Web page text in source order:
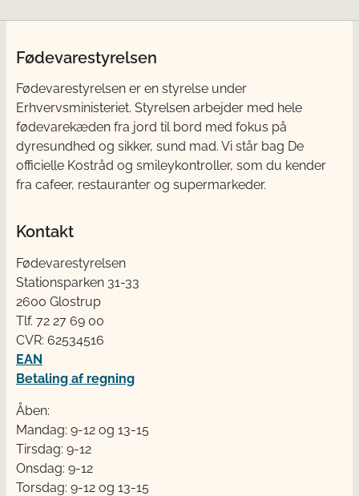
Fødevarestyrelsen
Fødevarestyrelsen er en styrelse under
Erhvervsministeriet. Styrelsen arbejder med hele
fødevarekæden fra jord til bord med fokus på
dyresundhed og sikker, sund mad. Vi står bag De
officielle Kostråd og smileykontroller, som du kender
fra cafeer, restauranter og supermarkeder.
Kontakt
Fødevarestyrelsen
Stationsparken 31-33
2600 Glostrup
Tlf. 72 2​​​7 69 00
CVR: 62534516
EAN
Betaling af regning
Åben:
Mandag: 9-12 og 13-15
Tirsdag: 9-12
Onsdag: 9-12
Torsdag: 9-12 og 13-15